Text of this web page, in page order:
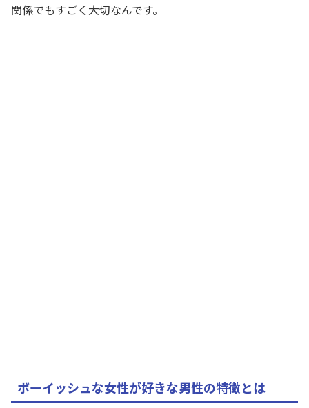
関係でもすごく大切なんです。
ボーイッシュな女性が好きな男性の特徴とは